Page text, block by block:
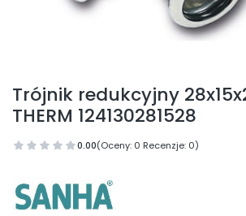
Trójnik redukcyjny
THERM 124130281528
0.00(Oceny: 0 Recenzje: 0)